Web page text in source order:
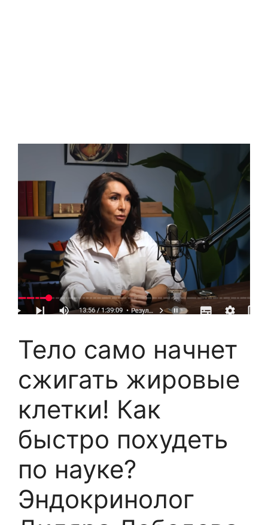
Тело само начнет
сжигать жировые
клетки! Как
быстро похудеть
по науке?
Эндокринолог